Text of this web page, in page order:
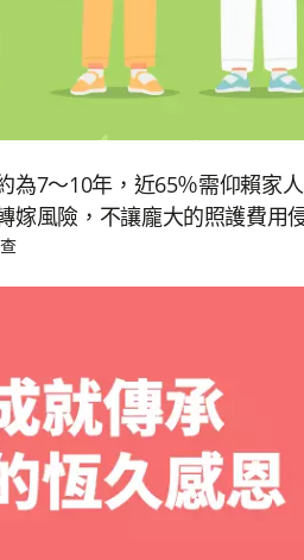
為7～10年，近65％需仰賴家
嫁風險，不讓龐大的照護費用